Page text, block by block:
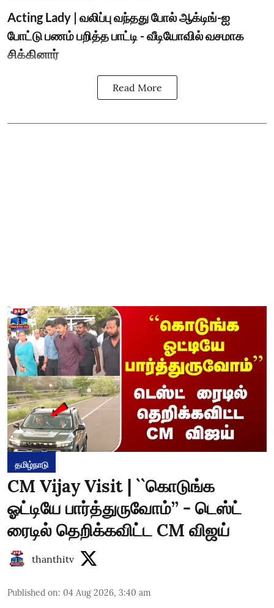
Acting Lady | வலிப்பு வந்தது போல் ஆக்டிங்-ஐ
போட்டு பணம் பறித்த பாட்டி - வீடியோவில் வசமாக
சிக்கினார்
Read More
தமிழ்நாடு
CM Vijay Visit | ``கொடுங்க
ஓட்டியே பார்த்துருவோம்’’ - டெஸ்ட்
ரைடில் தெறிக்கவிட்ட CM விஜய்
thanthitv
Published on: 04 Aug 2026, 3:40 am